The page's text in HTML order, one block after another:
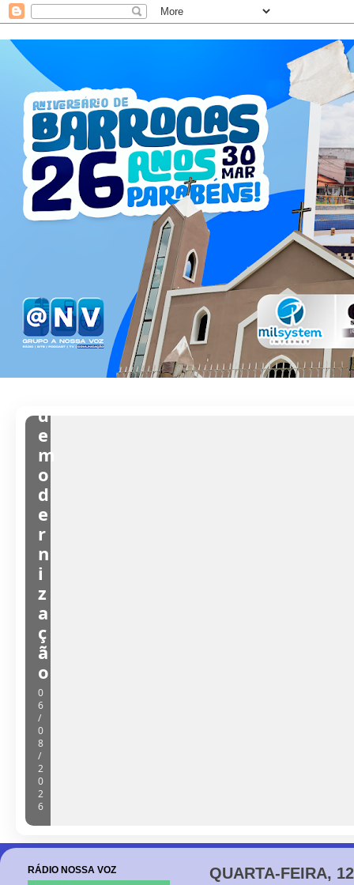
Câmara de Barrocas retoma
cobranças à gestão e anúncio de
06/08/2026
QUARTA-FEIRA,
RÁDIO NOSSA VOZ